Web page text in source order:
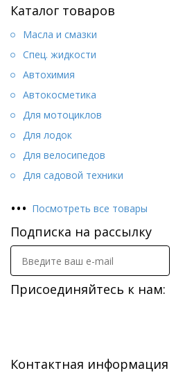
Каталог товаров
Масла и смазки
Спец. жидкости
Автохимия
Автокосметика
Для мотоциклов
Для лодок
Для велосипедов
Для садовой техники
••• Посмотреть все товары
Подписка на рассылку
Присоединяйтесь к нам:
Контактная информация